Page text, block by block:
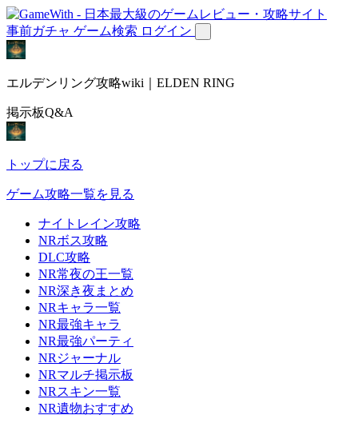
事前ガチャ ゲーム検索 ログイン
エルデンリング攻略wiki｜ELDEN RING
掲示板Q&A
トップに戻る
ゲーム攻略一覧を見る
ナイトレイン攻略
NRボス攻略
DLC攻略
NR常夜の王一覧
NR深き夜まとめ
NRキャラ一覧
NR最強キャラ
NR最強パーティ
NRジャーナル
NRマルチ掲示板
NRスキン一覧
NR遺物おすすめ